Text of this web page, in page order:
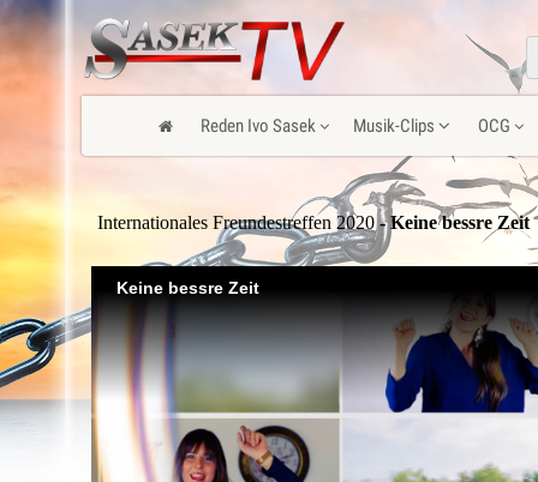
Reden Ivo Sasek Musik-Clips OCG
Internationales Freundestreffen 2020- Keine bessre Zeit
Keine bessre Zeit